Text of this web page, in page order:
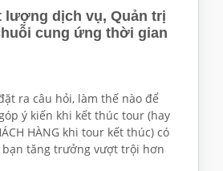
lượng dịch vụ, Quản trị
cung ứng thời gian
ra câu hỏi, làm thế nào để
ý kiến khi kết thúc tour (hay
HÀNG khi tour kết thúc) có
tăng trưởng vượt trội hơn